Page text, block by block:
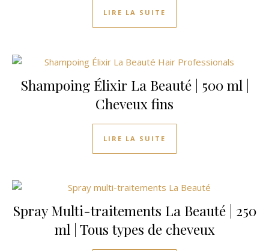
LIRE LA SUITE
Shampoing Élixir La Beauté | 500 ml |
Cheveux fins
LIRE LA SUITE
Spray Multi-traitements La Beauté | 250
ml | Tous types de cheveux